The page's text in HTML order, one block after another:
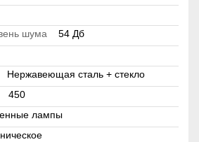
шума
54 Дб
Нержавеющая сталь + стекло
450
лампы